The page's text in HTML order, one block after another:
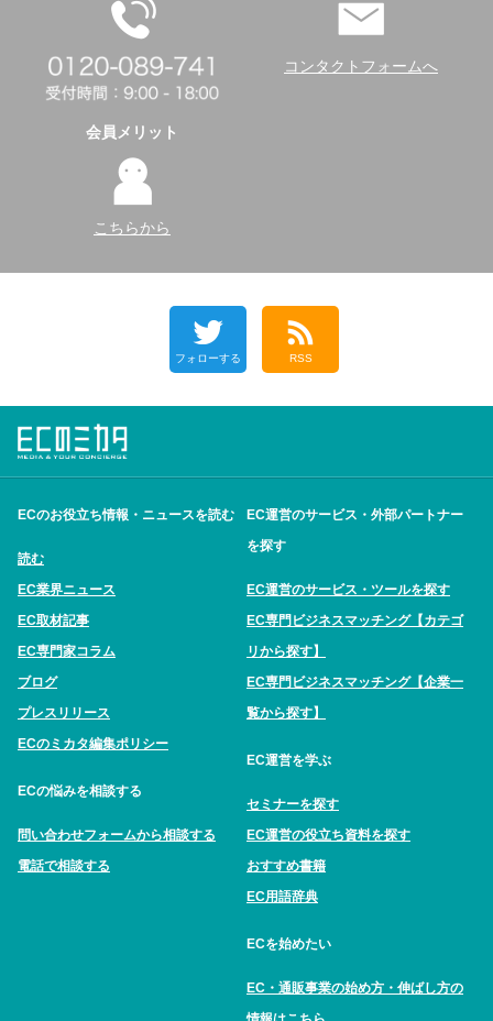
コンタクトフォームへ
会員メリット
こちらから
フォローする RSS
ECのお役立ち情報・ニュースを読む
読む
EC業界ニュース
EC取材記事
EC専門家コラム
ブログ
プレスリリース
ECのミカタ編集ポリシー
ECの悩みを相談する
問い合わせフォームから相談する
電話で相談する
EC運営のサービス・外部パートナー
を探す
EC運営のサービス・ツールを探す
EC専門ビジネスマッチング【カテゴ
リから探す】
EC専門ビジネスマッチング【企業一
覧から探す】
EC運営を学ぶ
セミナーを探す
EC運営の役立ち資料を探す
おすすめ書籍
EC用語辞典
ECを始めたい
EC・通販事業の始め方・伸ばし方の